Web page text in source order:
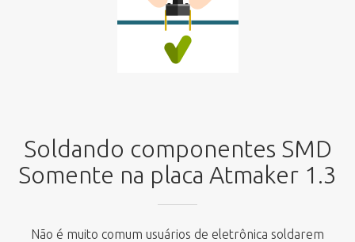
Soldando componentes SMD
Somente na placa Atmaker 1.3
Não é muito comum usuários de eletrônica soldarem